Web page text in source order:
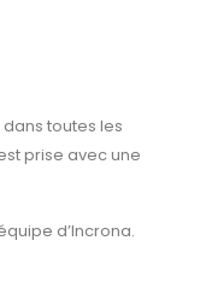
dans toutes les
prise avec une
d’Incrona.